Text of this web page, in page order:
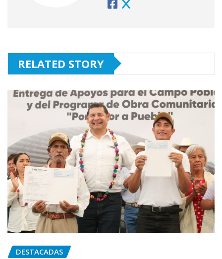
RELATED STORY
DESTACADAS